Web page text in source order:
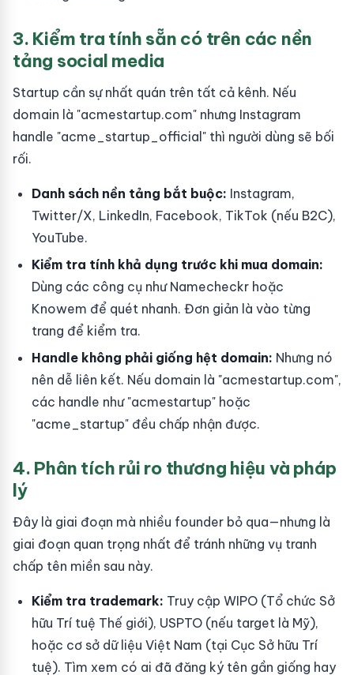
3. Kiểm tra tính sẵn có trên các nền
tảng social media
Startup cần sự nhất quán trên tất cả kênh. Nếu
domain là "acmestartup.com" nhưng Instagram
handle "acme_startup_official" thì người dùng sẽ bối
rối.
Danh sách nền tảng bắt buộc: Instagram,
Twitter/X, LinkedIn, Facebook, TikTok (nếu B2C),
YouTube.
Kiểm tra tính khả dụng trước khi mua domain:
Dùng các công cụ như Namecheckr hoặc
Knowem để quét nhanh. Đơn giản là vào từng
trang để kiểm tra.
Handle không phải giống hệt domain: Nhưng nó
nên dễ liên kết. Nếu domain là "acmestartup.com",
các handle như "acmestartup" hoặc
"acme_startup" đều chấp nhận được.
4. Phân tích rủi ro thương hiệu và pháp
lý
Đây là giai đoạn mà nhiều founder bỏ qua—nhưng là
giai đoạn quan trọng nhất để tránh những vụ tranh
chấp tên miền sau này.
Kiểm tra trademark: Truy cập WIPO (Tổ chức Sở
hữu Trí tuệ Thế giới), USPTO (nếu target là Mỹ),
hoặc cơ sở dữ liệu Việt Nam (tại Cục Sở hữu Trí
tuệ). Tìm xem có ai đã đăng ký tên gần giống hay